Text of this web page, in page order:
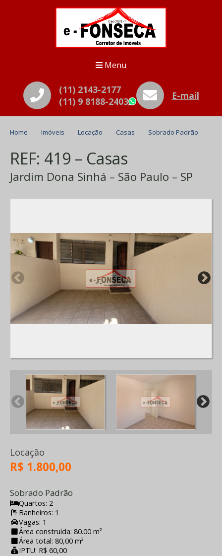
Menu
(11) 2143-2177
(11) 9 8188-2403
WhatsApp
E-mail
Home Imóveis Locação Casas Sobrado Padrão
REF: 419 – Casas
Jardim Dona Sinhá – São Paulo – SP
Locação
R$ 1.800,00
Sobrado Padrão
Quartos: 2
Banheiros: 1
Vagas: 1
Área construída: 80.00 m²
Área total: 80,00 m²
IPTU: R$ 60,00